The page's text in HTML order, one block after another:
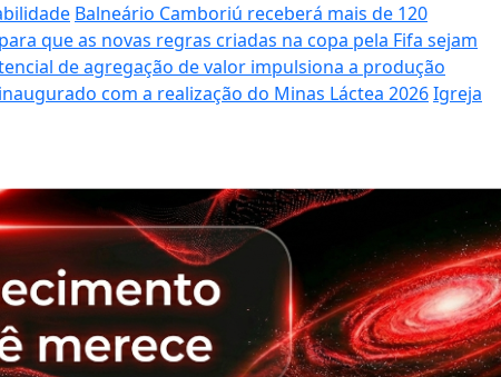
Balneário Camboriú receberá mais de 120
que as novas regras criadas na copa pela Fifa sejam
de agregação de valor impulsiona a produção
com a realização do Minas Láctea 2026Igreja